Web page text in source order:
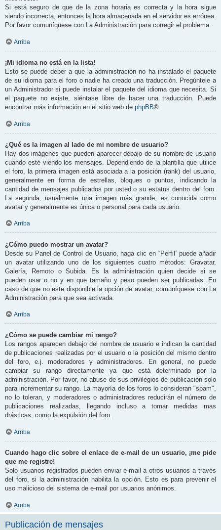
Si está seguro de que de la zona horaria es correcta y la hora sigue
siendo incorrecta, entonces la hora almacenada en el servidor es errónea.
Por favor comuníquese con La Administración para corregir el problema.
Arriba
¡Mi idioma no está en la lista!
Esto se puede deber a que la administración no ha instalado el paquete
de su idioma para el foro o nadie ha creado una traducción. Pregúntele a
un Administrador si puede instalar el paquete del idioma que necesita. Si
el paquete no existe, siéntase libre de hacer una traducción. Puede
encontrar más información en el sitio web de phpBB®
Arriba
¿Qué es la imagen al lado de mi nombre de usuario?
Hay dos imágenes que pueden aparecer debajo de su nombre de usuario
cuando esté viendo los mensajes. Dependiendo de la plantilla que utilice
el foro, la primera imagen está asociada a la posición (rank) del usuario,
generalmente en forma de estrellas, bloques o puntos, indicando la
cantidad de mensajes publicados por usted o su estatus dentro del foro.
La segunda, usualmente una imagen más grande, es conocida como
avatar y generalmente es única o personal para cada usuario.
Arriba
¿Cómo puedo mostrar un avatar?
Desde su Panel de Control de Usuario, haga clic en “Perfil” puede añadir
un avatar utilizando uno de los siguientes cuatro métodos: Gravatar,
Galería, Remoto o Subida. Es la administración quien decide si se
pueden usar o no y en que tamaño y peso pueden ser publicadas. En
caso de que no este disponible la opción de avatar, comuníquese con La
Administración para que sea activada.
Arriba
¿Cómo se puede cambiar mi rango?
Los rangos aparecen debajo del nombre de usuario e indican la cantidad
de publicaciones realizadas por el usuario o la posición del mismo dentro
del foro, e.j. moderadores y administradores. En general, no puede
cambiar su rango directamente ya que está determinado por la
administración. Por favor, no abuse de sus privilegios de publicación solo
para incrementar su rango. La mayoría de los foros lo consideran "spam",
no lo toleran, y moderadores o administradores reducirán el número de
publicaciones realizadas, llegando incluso a tomar medidas mas
drásticas, como la expulsión del foro.
Arriba
Cuando hago clic sobre el enlace de e-mail de un usuario, ¡me pide
que me registre!
Solo usuarios registrados pueden enviar e-mail a otros usuarios a través
del foro, si la administración habilita la opción. Esto es para prevenir el
uso malicioso del sistema de e-mail por usuarios anónimos.
Arriba
Publicación de mensajes